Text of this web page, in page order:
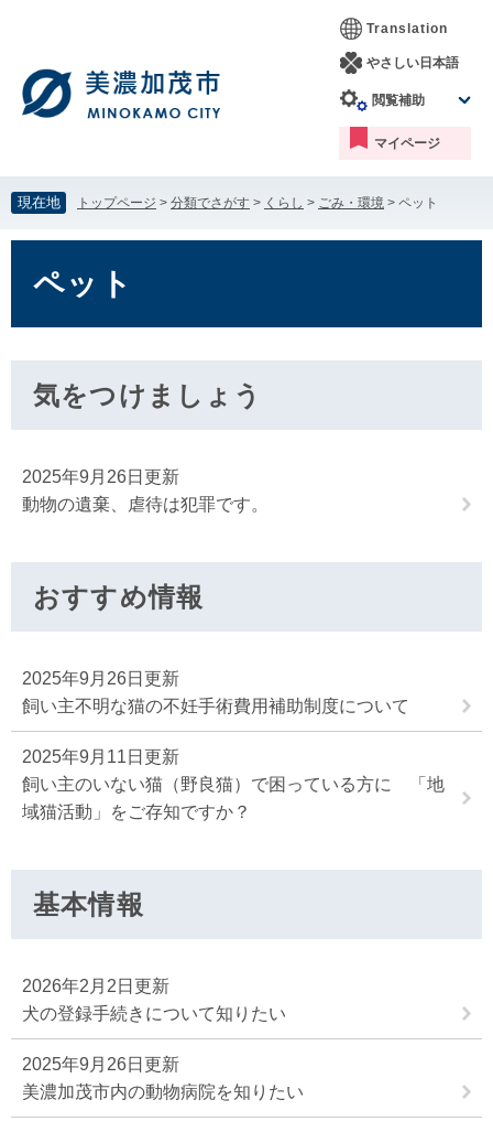
す。
し
て
本
文
Translation
やさしい日本語
閲覧補助
マイページ
現在地 トップページ > 分類でさがす > くらし > ごみ・環境 > ペット
ペット
気をつけましょう
2025年9月26日更新
動物の遺棄、虐待は犯罪です。
おすすめ情報
2025年9月26日更新
飼い主不明な猫の不妊手術費用補助制度について
2025年9月11日更新
飼い主のいない猫（野良猫）で困っている方に 「地
域猫活動」をご存知ですか？
基本情報
2026年2月2日更新
犬の登録手続きについて知りたい
2025年9月26日更新
美濃加茂市内の動物病院を知りたい